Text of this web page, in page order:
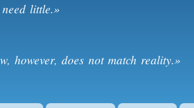
little.»
however, does not match reality.»